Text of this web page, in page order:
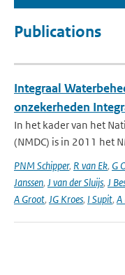
Publications
Integraal
onzekerheden
In het kader van het
(NMDC) is in 2011 het
PNM Schipper, R van Ek, G
Janssen, J van der Sluijs, J
A Groot, JG Kroes, I Supit, A